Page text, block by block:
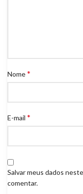
Nome*
E-mail *
Salvar meus dados
comentar.